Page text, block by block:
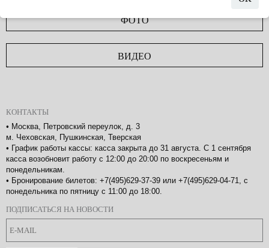
ФОТО
ВИДЕО
КОНТАКТЫ
• Москва, Петровский переулок, д. 3
м. Чеховская, Пушкинская, Тверская
• График работы кассы: касса закрыта до 31 августа. С 1 сентября
касса возобновит работу с 12:00 до 20:00 по воскресеньям и
понедельникам.
• Бронирование билетов: +7(495)629-37-39 или +7(495)629-04-71, с
понедельника по пятницу с 11:00 до 18:00.
ПОДПИСАТЬСЯ НА НОВОСТИ